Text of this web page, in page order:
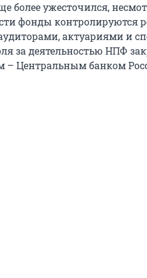
более ужесточился,
фонды контролируются
актуариями и
за деятельностью НПФ
– Центральным банком